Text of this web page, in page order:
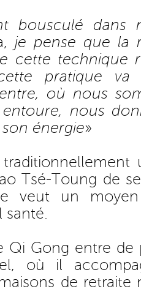
bousculé dans
je pense que la
cette technique
pratique va
où nous
nous
énergie»
Tsé-Toung de
veut un
santé.
Qi Gong entre
où il
de retraite